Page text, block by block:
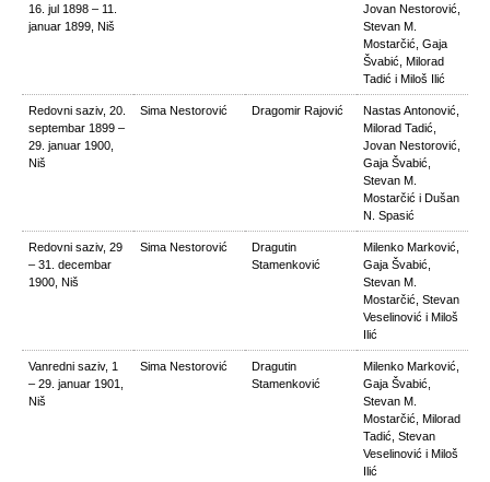
16. jul 1898 – 11.
januar 1899, Niš
Jovan Nestorović,
Stevan M.
Mostarčić, Gaja
Švabić, Milorad
Tadić i Miloš Ilić
Redovni saziv, 20.
septembar 1899 –
29. januar 1900,
Niš
Sima Nestorović Dragomir Rajović
Nastas Antonović,
Milorad Tadić,
Jovan Nestorović,
Gaja Švabić,
Stevan M.
Mostarčić i Dušan
N. Spasić
Redovni saziv, 29
– 31. decembar
1900, Niš
Sima Nestorović
Dragutin
Stamenković
Milenko Marković,
Gaja Švabić,
Stevan M.
Mostarčić, Stevan
Veselinović i Miloš
Ilić
Vanredni saziv, 1
– 29. januar 1901,
Niš
Sima Nestorović
Dragutin
Stamenković
Milenko Marković,
Gaja Švabić,
Stevan M.
Mostarčić, Milorad
Tadić, Stevan
Veselinović i Miloš
Ilić